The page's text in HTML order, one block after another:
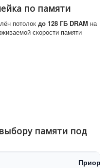
по памяти
потолок до 128 ГБ DRAM на
скорости памяти
памяти под